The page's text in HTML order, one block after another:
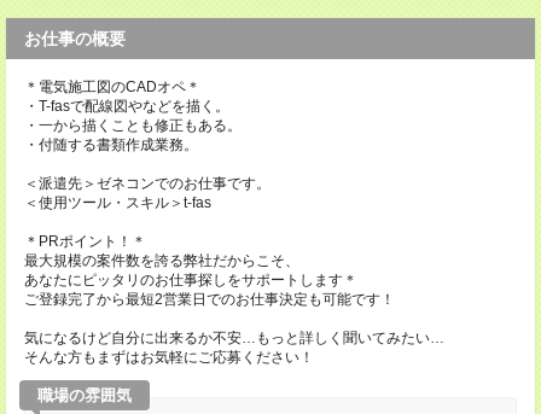
お仕事の概要
＊電気施工図のCADオペ＊
・T-fasで配線図やなどを描く。
・一から描くことも修正もある。
・付随する書類作成業務。
＜派遣先＞ゼネコンでのお仕事です。
＜使用ツール・スキル＞t-fas
＊PRポイント！＊
最大規模の案件数を誇る弊社だからこそ、
あなたにピッタリのお仕事探しをサポートします＊
ご登録完了から最短2営業日でのお仕事決定も可能です！
気になるけど自分に出来るか不安…もっと詳しく聞いてみたい…
そんな方もまずはお気軽にご応募ください！
職場の雰囲気